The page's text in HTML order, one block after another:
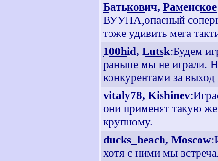
Батькович, Раменское
ВУУНА,опасный
тоже удивить мега
100hid, Lutsk:Будем
раньше мы не играли.
конкурентами за
vitaly78, Kishinev
они применят такую
крупному.
ducks_beach, Moscow
хотя с ними мы